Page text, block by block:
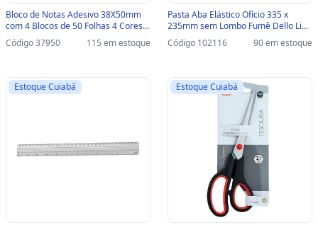
Bloco de Notas Adesivo 38X50mm
com 4 Blocos de 50 Folhas 4 Cores -
Maxprint - 741705 - 741705
Código 37950 115 em estoque
Pasta Aba Elástico Ofício 335 x
235mm sem Lombo Fumê Dello Line
- Unitário - 0254.I.0050 - 0254.I.0050
Código 102116 90 em estoque
Estoque Cuiabá Estoque Cuiabá